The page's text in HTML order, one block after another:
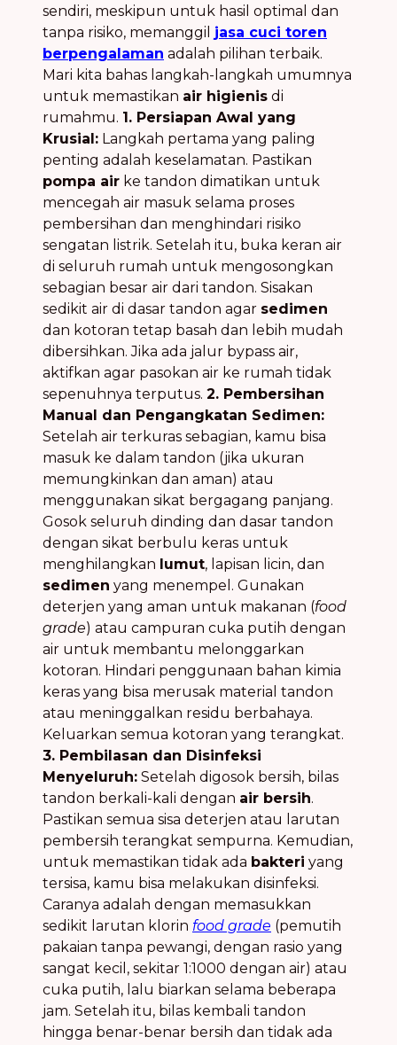
sendiri, meskipun untuk hasil optimal dan
tanpa risiko, memanggil jasa cuci toren
berpengalaman adalah pilihan terbaik.
Mari kita bahas langkah-langkah umumnya
untuk memastikan air higienis di
rumahmu. 1. Persiapan Awal yang
Krusial: Langkah pertama yang paling
penting adalah keselamatan. Pastikan
pompa air ke tandon dimatikan untuk
mencegah air masuk selama proses
pembersihan dan menghindari risiko
sengatan listrik. Setelah itu, buka keran air
di seluruh rumah untuk mengosongkan
sebagian besar air dari tandon. Sisakan
sedikit air di dasar tandon agar sedimen
dan kotoran tetap basah dan lebih mudah
dibersihkan. Jika ada jalur bypass air,
aktifkan agar pasokan air ke rumah tidak
sepenuhnya terputus. 2. Pembersihan
Manual dan Pengangkatan Sedimen:
Setelah air terkuras sebagian, kamu bisa
masuk ke dalam tandon (jika ukuran
memungkinkan dan aman) atau
menggunakan sikat bergagang panjang.
Gosok seluruh dinding dan dasar tandon
dengan sikat berbulu keras untuk
menghilangkan lumut, lapisan licin, dan
sedimen yang menempel. Gunakan
deterjen yang aman untuk makanan (food
grade) atau campuran cuka putih dengan
air untuk membantu melonggarkan
kotoran. Hindari penggunaan bahan kimia
keras yang bisa merusak material tandon
atau meninggalkan residu berbahaya.
Keluarkan semua kotoran yang terangkat.
3. Pembilasan dan Disinfeksi
Menyeluruh: Setelah digosok bersih, bilas
tandon berkali-kali dengan air bersih.
Pastikan semua sisa deterjen atau larutan
pembersih terangkat sempurna. Kemudian,
untuk memastikan tidak ada bakteri yang
tersisa, kamu bisa melakukan disinfeksi.
Caranya adalah dengan memasukkan
sedikit larutan klorin food grade (pemutih
pakaian tanpa pewangi, dengan rasio yang
sangat kecil, sekitar 1:1000 dengan air) atau
cuka putih, lalu biarkan selama beberapa
jam. Setelah itu, bilas kembali tandon
hingga benar-benar bersih dan tidak ada